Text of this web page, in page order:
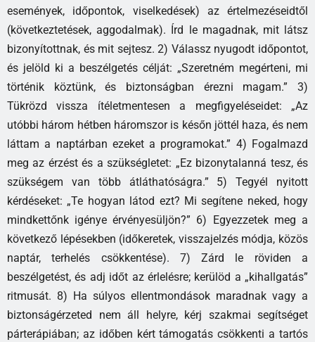
események, időpontok, viselkedések) az értelmezéseidtől
(következtetések, aggodalmak). Írd le magadnak, mit látsz
bizonyítottnak, és mit sejtesz. 2) Válassz nyugodt időpontot,
és jelöld ki a beszélgetés célját: „Szeretném megérteni, mi
történik köztünk, és biztonságban érezni magam.” 3)
Tükrözd vissza ítéletmentesen a megfigyeléseidet: „Az
utóbbi három hétben háromszor is későn jöttél haza, és nem
láttam a naptárban ezeket a programokat.” 4) Fogalmazd
meg az érzést és a szükségletet: „Ez bizonytalanná tesz, és
szükségem van több átláthatóságra.” 5) Tegyél nyitott
kérdéseket: „Te hogyan látod ezt? Mi segítene neked, hogy
mindkettőnk igénye érvényesüljön?” 6) Egyezzetek meg a
következő lépésekben (időkeretek, visszajelzés módja, közös
naptár, terhelés csökkentése). 7) Zárd le röviden a
beszélgetést, és adj időt az érlelésre; kerülöd a „kihallgatás”
ritmusát. 8) Ha súlyos ellentmondások maradnak vagy a
biztonságérzeted nem áll helyre, kérj szakmai segítséget
párterápiában; az időben kért támogatás csökkenti a tartós